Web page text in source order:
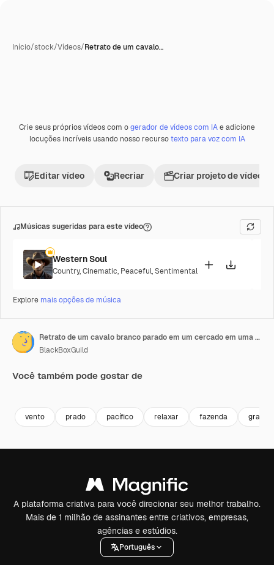
Início/stock/Vídeos/Retrato de um cavalo…
Premium
Crie seus próprios vídeos com ogerador de vídeos com IAe adicione
locuções incríveis usando nosso recursotexto para voz com IA
Editar vídeo Recriar Criar projeto de vídeo
Músicas sugeridas para este vídeo
Western Soul
Country,Cinematic, Peaceful,Sentimental
Explore mais opções de música
Retrato de um cavalo branco parado em um cercado em uma fazenda.
BlackBoxGuild
Você também pode gostar de
vento prado pacífico relaxar fazenda grama
A plataforma criativa para você direcionar seu melhor trabalho.
Mais de 1 milhão de assinantes entre criativos, empresas,
agências e estúdios.
Português